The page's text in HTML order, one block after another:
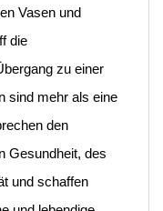
Vasen und
die
zu einer
sind mehr als eine
den
Gesundheit, des
und schaffen